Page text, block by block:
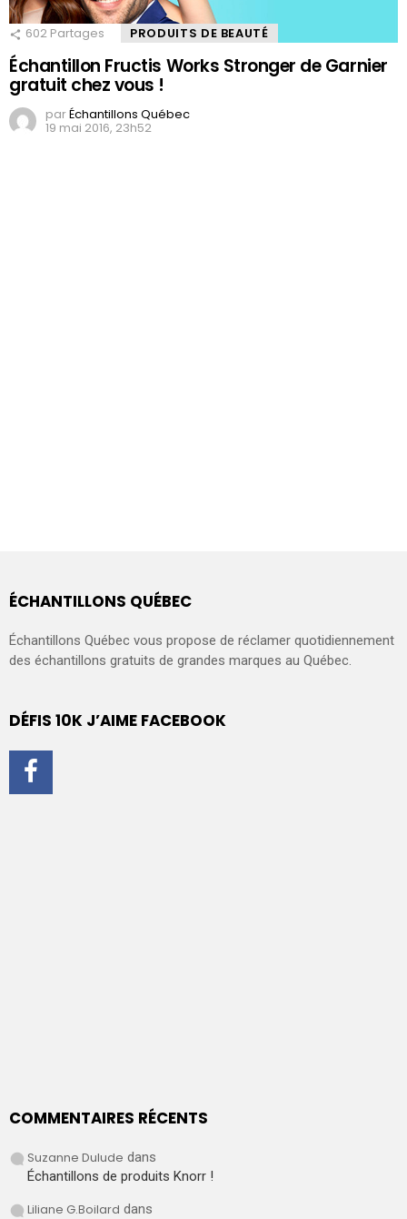
602 Partages PRODUITS DE BEAUTÉ
Échantillon Fructis Works Stronger de Garnier
gratuit chez vous !
parÉchantillons Québec
19 mai 2016, 23h52
ÉCHANTILLONS QUÉBEC
Échantillons Québec vous propose de réclamer quotidiennement
des échantillons gratuits de grandes marques au Québec.
DÉFIS 10K J’AIME FACEBOOK
COMMENTAIRES RÉCENTS
Suzanne Dulude dans
Échantillons de produits Knorr !
Liliane G.Boilard dans